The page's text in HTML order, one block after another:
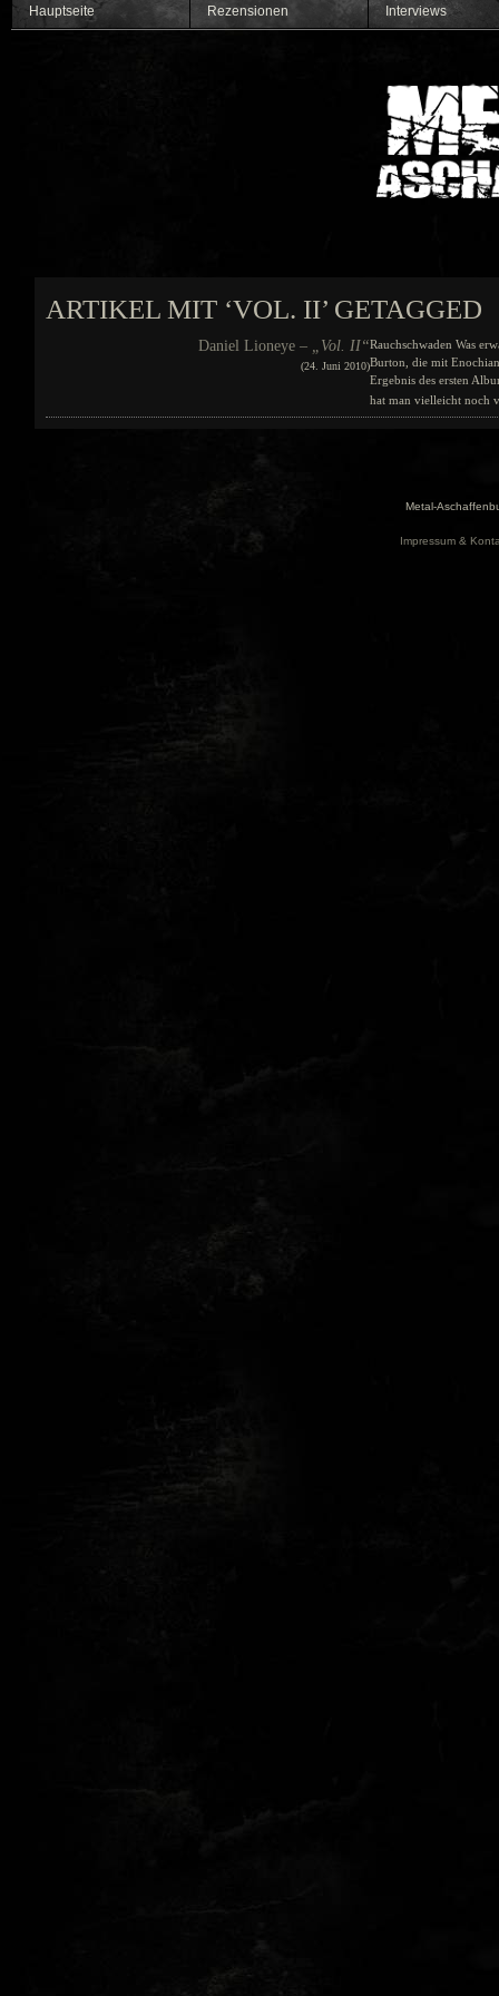
Hauptseite Rezensionen Interviews
ARTIKEL MIT ‘VOL. II’ GETAGGED
Daniel Lioneye – „Vol. II“
(24. Juni 2010)
Rauchschwaden Was
Burton, die mit
Ergebnis des ersten
hat man vielleicht noch
Metal-
Impressum &